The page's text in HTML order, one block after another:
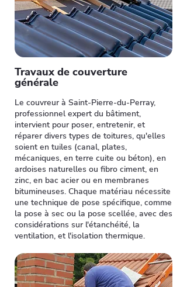
Travaux de couverture
générale
Le couvreur à Saint-Pierre-du-Perray,
professionnel expert du bâtiment,
intervient pour poser, entretenir, et
réparer divers types de toitures, qu'elles
soient en tuiles (canal, plates,
mécaniques, en terre cuite ou béton), en
ardoises naturelles ou fibro ciment, en
zinc, en bac acier ou en membranes
bitumineuses. Chaque matériau nécessite
une technique de pose spécifique, comme
la pose à sec ou la pose scellée, avec des
considérations sur l'étanchéité, la
ventilation, et l'isolation thermique.